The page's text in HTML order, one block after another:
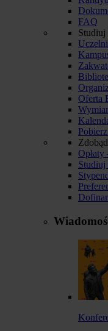
FAQ
Oferta
Opłaty
Studiuj